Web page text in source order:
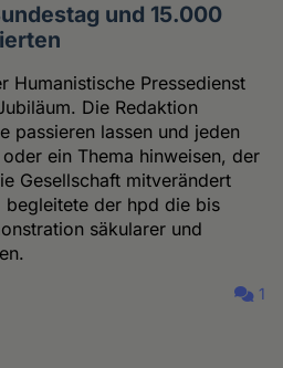
und 15.000
Humanistische Pressedienst
Die Redaktion
passieren lassen und jeden
ein Thema hinweisen, der
Gesellschaft mitverändert
begleitete der hpd die bis
säkularer und
1